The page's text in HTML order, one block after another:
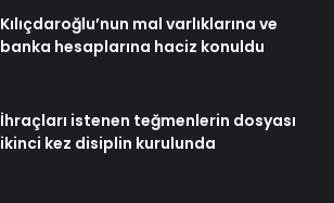
Kılıçdaroğlu’nun mal varlıklarına ve
banka hesaplarına haciz konuldu
İhraçları istenen teğmenlerin dosyası
ikinci kez disiplin kurulunda